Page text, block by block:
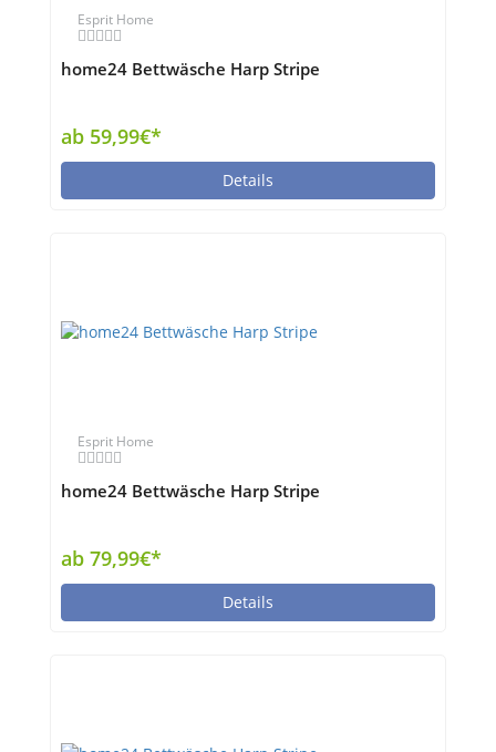
Esprit Home
home24 Bettwäsche Harp Stripe
ab 59,99€*
Details
Esprit Home
home24 Bettwäsche Harp Stripe
ab 79,99€*
Details